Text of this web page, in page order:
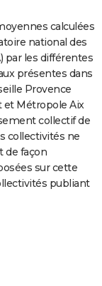
calculées
national des
par les différentes
présentes dans
Provence
et Métropole Aix
collectif de
collectivités ne
de façon
sur cette
publiant